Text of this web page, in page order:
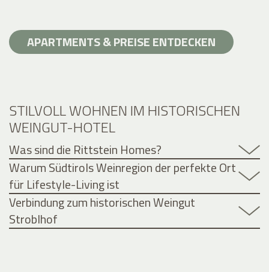
APARTMENTS & PREISE ENTDECKEN
STILVOLL WOHNEN IM HISTORISCHEN
WEINGUT-HOTEL
Was sind die Rittstein Homes?
Warum Südtirols Weinregion der perfekte Ort
für Lifestyle-Living ist
Verbindung zum historischen Weingut
Stroblhof